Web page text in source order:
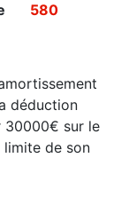
580
déduction
30000€ sur le
de son